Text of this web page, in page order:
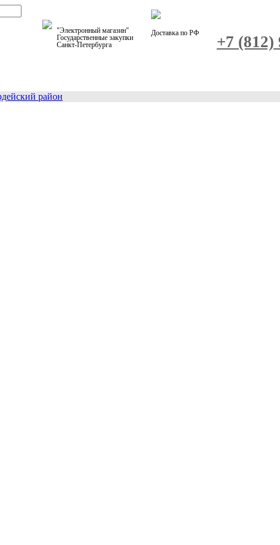
"Электронный магазин"
Государственные закупки
Санкт-Петербурга
Доставка по РФ +7 (812)
район